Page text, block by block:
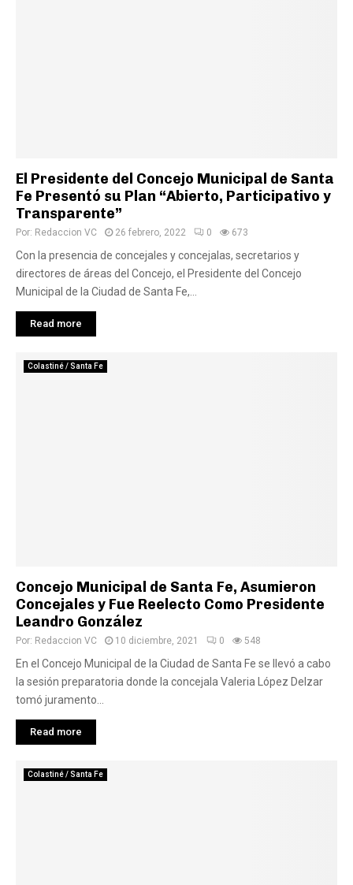
El Presidente del Concejo Municipal de Santa
Fe Presentó su Plan “Abierto, Participativo y
Transparente”
Por: Redaccion VC 26 febrero, 2022 0 673
Con la presencia de concejales y concejalas, secretarios y
directores de áreas del Concejo, el Presidente del Concejo
Municipal de la Ciudad de Santa Fe,...
Read more
Colastiné / Santa Fe
Concejo Municipal de Santa Fe, Asumieron
Concejales y Fue Reelecto Como Presidente
Leandro González
Por: Redaccion VC 10 diciembre, 2021 0 548
En el Concejo Municipal de la Ciudad de Santa Fe se llevó a cabo
la sesión preparatoria donde la concejala Valeria López Delzar
tomó juramento...
Read more
Colastiné / Santa Fe